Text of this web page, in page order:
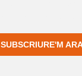
SUBSCRIURE'M